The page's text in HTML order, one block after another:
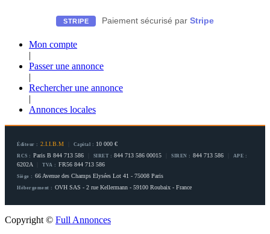
STRIPE Paiement sécurisé par Stripe
Mon compte
|
Passer une annonce
|
Rechercher une annonce
|
Annonces locales
Éditeur : 2.I.I.B.M Capital : 10 000 €
RCS : Paris B 844 713 586 SIRET : 844 713 586 00015 SIREN : 844 713 586 APE :
6202A TVA : FR56 844 713 586
Siège : 66 Avenue des Champs Elysées Lot 41 - 75008 Paris
Hébergement : OVH SAS - 2 rue Kellermann - 59100 Roubaix - France
Copyright © Full Annonces